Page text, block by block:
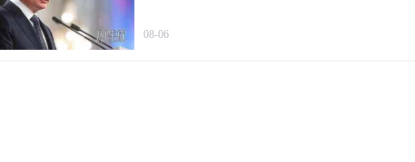
08-06